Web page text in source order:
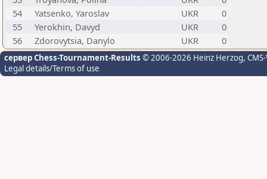
54
Yatsenko, Yaroslav UKR
0
55
Yerokhin, Davyd UKR
0
56
Zdorovytsia, Danylo UKR 0
сервер Chess-Tournament-Results © 2006-2026 Heinz Herzog,
Legal details/Terms of use